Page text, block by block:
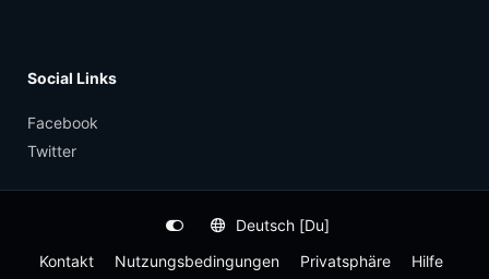
Social Links
Facebook
Twitter
Deutsch [Du]
Kontakt
Nutzungsbedingungen Privatsphäre
Hilfe